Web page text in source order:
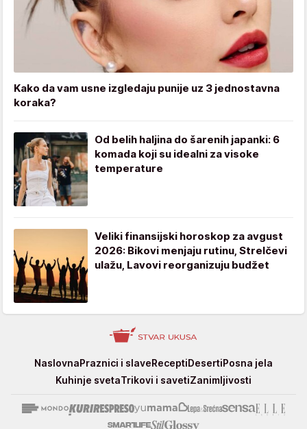
Kako da vam usne izgledaju punije uz 3 jednostavna
koraka?
Od belih haljina do šarenih japanki: 6
komada koji su idealni za visoke
temperature
Veliki finansijski horoskop za avgust
2026: Bikovi menjaju rutinu, Strelčevi
ulažu, Lavovi reorganizuju budžet
StvarNaslovnaPraznici i slaveReceptiDesertiPosna jela
Kuhinje svetaTrikovi i savetiZanimljivosti